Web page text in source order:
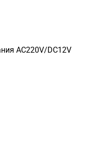
AC220V/DC12V